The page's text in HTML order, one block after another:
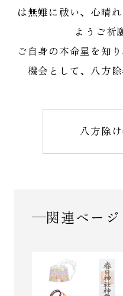
は無難に祓い、心晴
ようご祈
ご自身の本命星を知
機会として、八方
八方除
関連ページ